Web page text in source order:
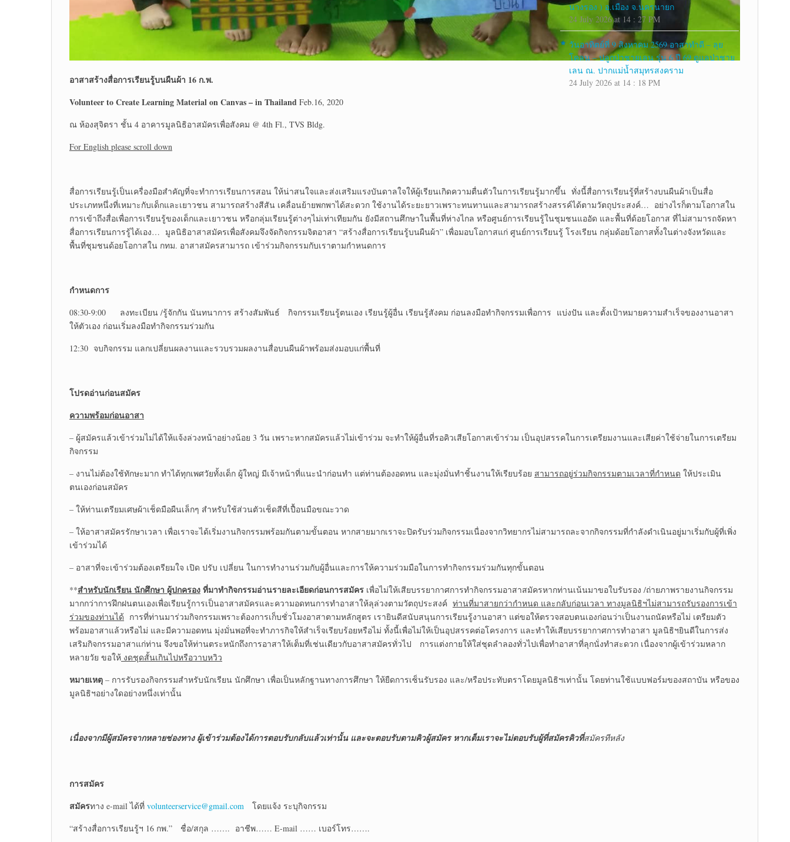
อาสาสร้างสื่อการเรียนรู้บนผืนผ้า 16 ก.พ.
Volunteer to Create Learning Material on Canvas– in Thailand Feb.16, 2020
ณ ห้องสุจิตรา ชั้น 4 อาคารมูลนิธิอาสมัครเพื่อสังคม @ 4th Fl., TVS Bldg.
For English please scroll down
สื่อการเรียนรู้เป็นเครื่องมือสำคัญที่จะทำการเรียนการสอน ให้น่าสนใจและส่งเสริมแรงบันดาลใจให้ผู้เรียนเกิดความตื่นตัวในการเรียนรู้มากขึ้น ทั่งนี้สื่อการเรียนรู้ที่สร้างบนผืนผ้าเป็นสื่อ
ประเภทหนึ่งที่เหมาะกับเด็กและเยาวชน สามารถสร้างสีสัน เคลื่อนย้ายพกพาได้สะดวก ใช้งานได้ระยะยาวเพราะทนทานและสามารถสร้างสรรค์ได้ตามวัตถุประสงค์… อย่างไรก็ตามโอกาสใน
การเข้าถึงสื่อเพื่อการเรียนรู้ของเด็กและเยาวชน หรือกลุ่มเรียนรู้ต่างๆไม่เท่าเทียมกัน ยังมีสถานศึกษาในพื้นที่ห่างไกล หรือศูนย์การเรียนรู้ในชุมชนแออัด และพื้นที่ด้อยโอกาส ที่ไม่สามารถจัดหา
สื่อการเรียนการรู้ได้เอง… มูลนิธิอาสาสมัครเพื่อสังคมจึงจัดกิจกรรมจิตอาสา “สร้างสื่อการเรียนรู้บนผืนผ้า” เพื่อมอบโอกาสแก่ ศูนย์การเรียนรู้ โรงเรียน กลุ่มด้อยโอกาสทั้งในต่างจังหวัดและ
พื้นที่ชุมชนด้อยโอกาสใน กทม. อาสาสมัครสามารถ เข้าร่วมกิจกรรมกับเราตามกำหนดการ
กำหนดการ
08:30-9:00 ลงทะเบียน /รู้จักกัน นันทนาการ สร้างสัมพันธ์ กิจกรรมเรียนรู้ตนเอง เรียนรู้ผู้อื่น เรียนรู้สังคม ก่อนลงมือทำกิจกรรมเพื่อการ แบ่งปัน และตั้งเป้าหมายความสำเร็จของงานอาสา
ให้ตัวเอง ก่อนเริ่มลงมือทำกิจกรรมร่วมกัน
12:30 จบกิจกรรม แลกเปลี่ยนผลงานและรวบรวมผลงานสื่อบนผืนผ้าพร้อมส่งมอบแก่พื้นที่
โปรดอ่านก่อนสมัคร
ความพร้อมก่อนอาสา
– ผู้สมัครแล้วเข้าร่วมไม่ได้ให้แจ้งล่วงหน้าอย่างน้อย 3 วัน เพราะหากสมัครแล้วไม่เข้าร่วม จะทำให้ผู้อื่นที่รอคิวเสียโอกาสเข้าร่วม เป็นอุปสรรคในการเตรียมงานและเสียค่าใช้จ่ายในการเตรียม
กิจกรรม
– งานไม่ต้องใช้ทักษะมาก ทำได้ทุกเพศวัยทั้งเด็ก ผู้ใหญ่ มีเจ้าหน้าที่แนะนำก่อนทำ แต่ท่านต้องอดทน และมุ่งมั่นทำชิ้นงานให้เรียบร้อย สามารถอยู่ร่วมกิจกรรมตามเวลาที่กำหนด ให้ประเมิน
ตนเองก่อนสมัคร
– ให้ท่านเตรียมเศษผ้าเช็ดมือผืนเล็กๆ สำหรับใช้ส่วนตัวเช็ดสีที่เปื้อนมือขณะวาด
– ให้อาสาสมัครรักษาเวลา เพื่อเราจะได้เริ่มงานกิจกรรมพร้อมกันตามขั้นตอน หากสายมากเราจะปิดรับร่วมกิจกรรมเนื่องจากวิทยากรไม่สามารถละจากกิจกรรมที่กำลังดำเนินอยู่มาเริ่มกับผู้ที่เพิ่ง
เข้าร่วมได้
– อาสาที่จะเข้าร่วมต้องเตรียมใจ เปิด ปรับ เปลี่ยน ในการทำงานร่วมกับผู้อื่นและการให้ความร่วมมือในการทำกิจกรรมร่วมกันทุกขั้นตอน
**สำหรับนักเรียน นักศึกษา ผู้ปกครองที่มาทำกิจกรรมอ่านรายละเอียดก่อนการสมัคร เพื่อไม่ให้เสียบรรยากาศการทำกิจกรรมอาสาสมัครหากท่านเน้นมาขอใบรับรอง /ถ่ายภาพรายงานกิจกรรม
มากกว่าการฝึกฝนตนเองเพื่อเรียนรู้การเป็นอาสาสมัครและความอดทนการทำอาสาให้ลุล่วงตามวัตถุประสงค์ ท่านที่มาสายกว่ากำหนด และกลับก่อนเวลา ทางมูลนิธิฯไม่สามารถรับรองการเข้า
ร่วมของท่านได้ การที่ท่านมาร่วมกิจกรรมเพราะต้องการเก็บชั่วโมงอาสาตามหลักสูตร เรายินดีสนับสนุนการเรียนรู้งานอาสา แต่ขอให้ตรวจสอบตนเองก่อนว่าเป็นงานถนัดหรือไม่ เตรียมตัว
พร้อมอาสาแล้วหรือไม่ และมีความอดทน มุ่งมั่นพอที่จะทำภารกิจให้สำเร็จเรียบร้อยหรือไม่ ทั้งนี้เพื่อไม่ให้เป็นอุปสรรคต่อโครงการ และทำให้เสียบรรยากาศการทำอาสา มูลนิธิฯยินดีในการส่ง
เสริมกิจกรรมอาสาแก่ท่าน จึงขอให้ท่านตระหนักถึงการอาสาให้เต็มที่เช่นเดียวกับอาสาสมัครทั่วไป การแต่งกายให้ใส่ชุดลำลองทั่วไปเพื่อทำอาสาที่ลุกนั่งทำสะดวก เนื่องจากผู้เข้าร่วมหลาก
หลายวัย ขอให้ งดชุดสั้นเกินไปหรือวาบหวิว
หมายเหตุ – การรับรองกิจกรรมสำหรับนักเรียน นักศึกษา เพื่อเป็นหลักฐานทางการศึกษา ให้ยืดการเซ็นรับรอง และ/หรือประทับตราโดยมูลนิธิฯเท่านั้น โดยท่านใช้แบบฟอร์มของสถาบัน หรือของ
มูลนิธิฯอย่างใดอย่างหนึ่งเท่านั้น
เนื่องจากมีผู้สมัครจากหลายช่องทาง ผู้เข้าร่วมต้องได้การตอบรับกลับแล้วเท่านั้น และจะตอบรับตามคิวผู้สมัคร หากเต็มเราจะไม่ตอบรับผู้ที่สมัครคิวที่สมัครทีหลัง
การสมัคร
สมัครทาง e-mail ได้ที่ volunteerservice@gmail.com โดยแจ้ง ระบุกิจกรรม
“สร้างสื่อการเรียนรู้ฯ 16 กพ.” ชื่อ/สกุล ……. อาชีพ…… E-mail …… เบอร์โทร…….
นางรอง ) อ.เมือง จ.นครนายก
24 July 2026 at 14 : 27 PM
วันอาทิตย์ที่ 9 สิงหาคม 2569 อาสาทำดี – ลุย
โคลน – ปลูกป่าชายเลน รุ่น 6 ปี 69 ดูแลป่าชาย
เลน ณ. ปากแม่น้ำสมุทรสงคราม
24 July 2026 at 14 : 18 PM